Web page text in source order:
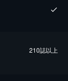
210誌以上